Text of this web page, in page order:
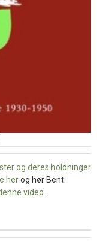
og deres holdninger
herog hør Bent
video